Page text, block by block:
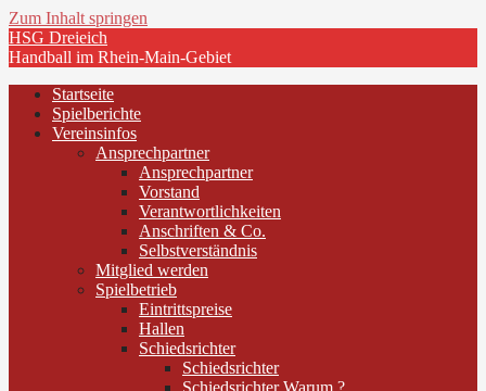
Zum Inhalt springen
HSG Dreieich
Handball im Rhein-Main-Gebiet
Startseite
Spielberichte
Vereinsinfos
Ansprechpartner
Ansprechpartner
Vorstand
Verantwortlichkeiten
Anschriften & Co.
Selbstverständnis
Mitglied werden
Spielbetrieb
Eintrittspreise
Hallen
Schiedsrichter
Schiedsrichter
Schiedsrichter Warum ?